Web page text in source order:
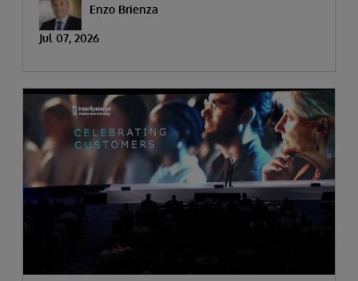
Enzo Brienza
Jul 07, 2026